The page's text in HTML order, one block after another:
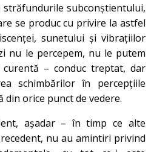
subconştientului,
se produc cu privire la astfel
sunetului şi vibraţiilor
nu le percepem, nu le putem
– conduc treptat, dar
schimbărilor în percepţiile
orice punct de vedere.
așadar – în timp ce alte
nu au amintiri privind